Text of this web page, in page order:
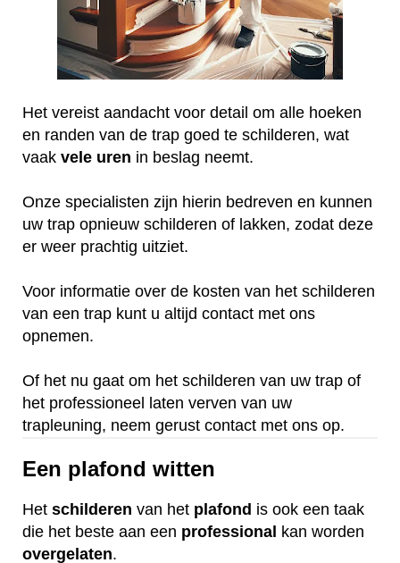
Het vereist aandacht voor detail om alle hoeken
en randen van de trap goed te schilderen, wat
vaak vele uren in beslag neemt.
Onze specialisten zijn hierin bedreven en kunnen
uw trap opnieuw schilderen of lakken, zodat deze
er weer prachtig uitziet.
Voor informatie over de kosten van het schilderen
van een trap kunt u altijd contact met ons
opnemen.
Of het nu gaat om het schilderen van uw trap of
het professioneel laten verven van uw
trapleuning, neem gerust contact met ons op.
Een plafond witten
Het schilderen van het plafond is ook een taak
die het beste aan een professional kan worden
overgelaten.